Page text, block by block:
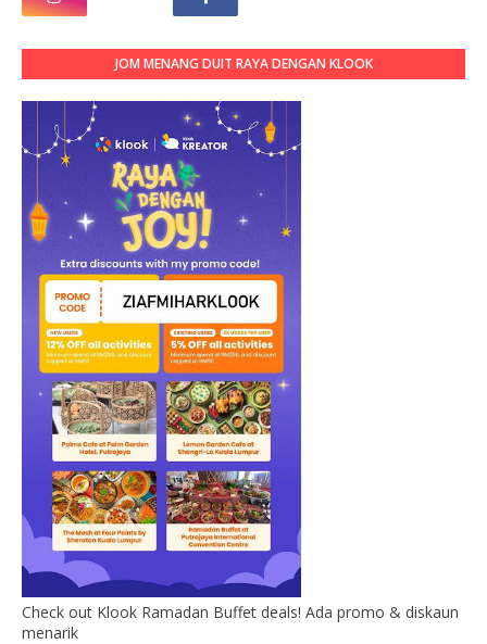
JOM MENANG DUIT RAYA DENGAN KLOOK
Check out Klook Ramadan Buffet deals! Ada promo & diskaun
menarik